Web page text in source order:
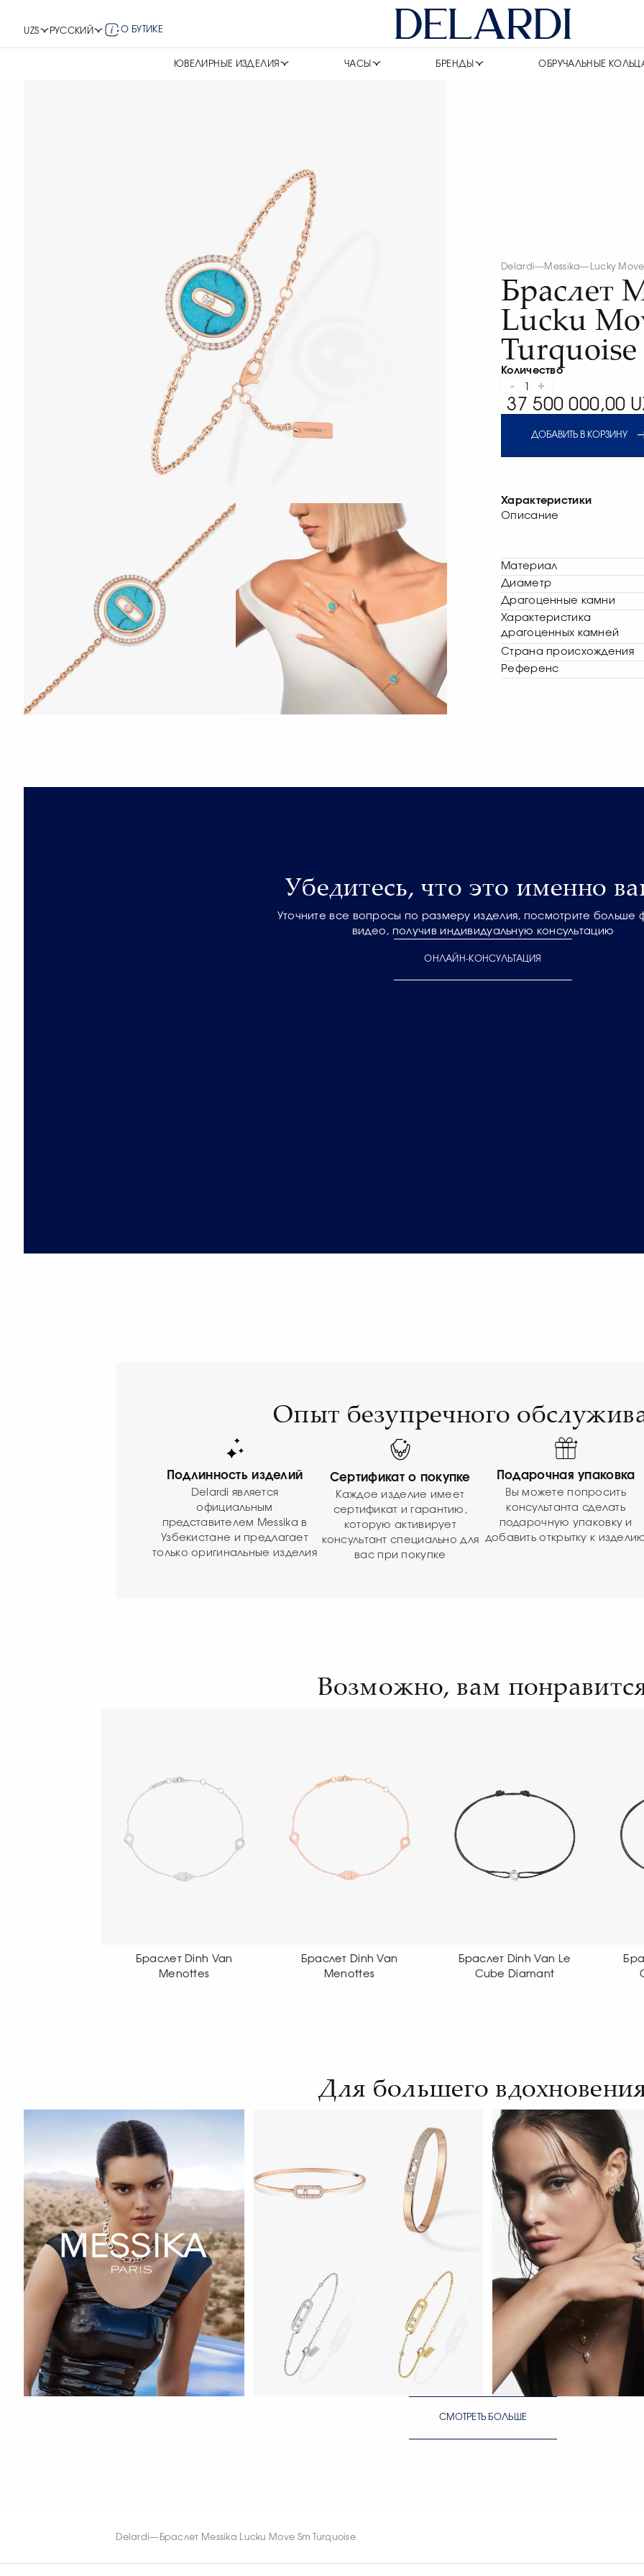
UZS РУССКИЙ О БУТИКЕ
ЮВЕЛИРНЫЕ ИЗДЕЛИЯ ЧАСЫ БРЕНДЫ ОБРУЧАЛЬНЫЕ
Delardi—Messika— Lucky Move
Браслет
Lucku
Turquoise
Количество
- +
37 500 000,00
ДОБАВИТЬ В КОРЗИНУ
Характеристики
Описание
Материал
Диаметр
Драгоценные камни
Характеристика
драгоценных камней
Страна происхождения
Референс
Убедитесь, что это именно
Уточните все вопросы по размеру изделия, посмотрите больше
видео, получив индивидуальную консультацию
ОНЛАЙН-КОНСУЛЬТАЦИЯ
Опыт безупречного
Подлинность изделий
Delardi является
официальным
представителем Messika в
Узбекистане и предлагает
только оригинальные изделия
Сертификат о покупке
Каждое изделие имеет
сертификат и гарантию,
которую активирует
консультант специально для
вас при покупке
Подарочная упаковка
Вы можете попросить
консультанта сделать
подарочную упаковку и
добавить открытку к
Возможно, вам
Браслет Dinh Van
Menottes
Браслет Dinh Van Le
Cube Diamant
Браслет Dinh Van Le
Cube Diamant
Для большего
СМОТРЕТЬ СЕЙЧАС СМОТРЕТЬ СЕЙЧАС
СМОТРЕТЬ БОЛЬШЕ
Delardi— Браслет Messika Lucku Move Sm Turquoise